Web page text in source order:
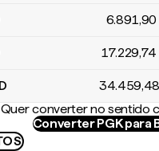
6.891,90
17.229,74
34.459,48
Quer converter no sentido
Converter PGK para